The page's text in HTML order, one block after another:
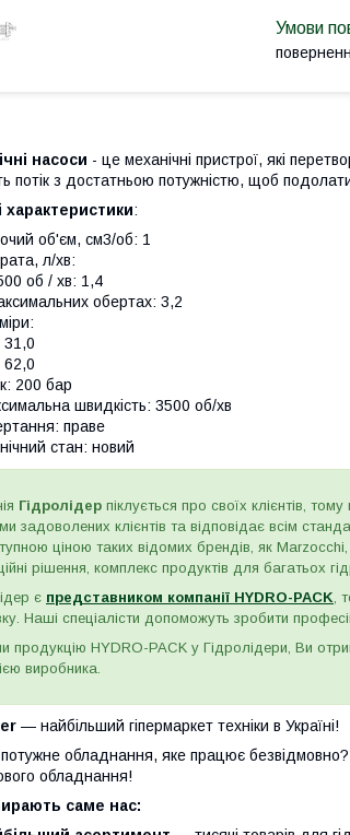
насоси - це механічні пристрої, які
потік з достатньою потужністю, щоб
характеристики:
об'єм, см3/об: 1
л/хв:
об / хв: 1,4
обертах: 3,2
200 бар
швидкість: 3500 об/хв
праве
стан: новий
Гідролідер піклується про своїх клієнтів,
задоволених клієнтів та відповідає всім
ціною таких відомих брендів, як
рішення, комплекс продуктів для багатьох
є представником компанії HYDRO-PACK,
Наші спеціалісти допоможуть зробити
продукцію HYDRO-PACK у Гідролідери, Ви
виробника.
— найбільший гіпермаркет техніки в Україні!
обладнання, яке працює
обладнання!
саме нас: